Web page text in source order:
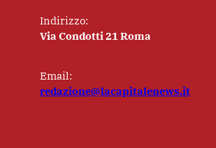
Indirizzo:
Via Condotti 21 Roma
Email:
redazione@lacapitalenews.it